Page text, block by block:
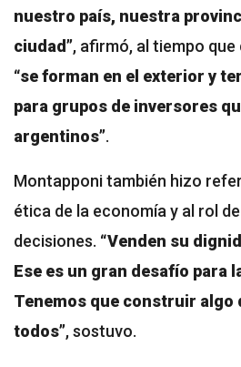
nuestro país, nuestra
ciudad”, afirmó, al tiempo
“se forman en el exterior y
para grupos de inversores
argentinos”.
Montapponi también hizo
ética de la economía y al rol
decisiones. “Venden su
Ese es un gran desafío para
Tenemos que construir algo
todos”, sostuvo.